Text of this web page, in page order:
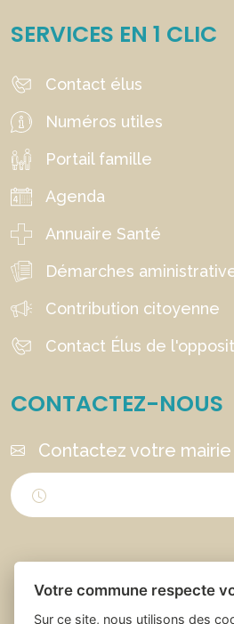
SERVICES EN 1 CLIC
Contact élus
Numéros utiles
Portail famille
Agenda
Annuaire Santé
Démarches
Contribution citoyenne
Contact Élus de
CONTACTEZ-NOUS
Contactez votre mairie
Votre commune respecte
Sur ce site, nous utilisons des